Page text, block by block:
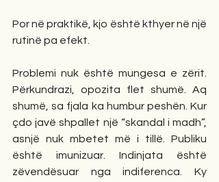
Por në praktikë, kjo është kthyer në një
rutinë pa efekt.
Problemi nuk është mungesa e zërit.
Përkundrazi, opozita flet shumë. Aq
shumë, sa fjala ka humbur peshën. Kur
çdo javë shpallet një “skandal i madh”,
asnjë nuk mbetet më i tillë. Publiku
është imunizuar. Indinjata është
zëvendësuar nga indiferenca. Ky